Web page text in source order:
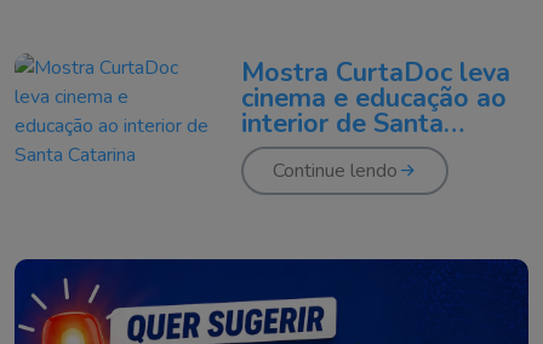
Mostra CurtaDoc leva
cinema e educação ao
interior de Santa
Catarina
Continue lendo